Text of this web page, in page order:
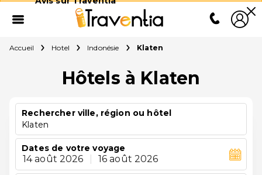
Accueil Hotel Indonésie Klaten
Hôtels à Klaten
Rechercher ville, région ou hôtel
Klaten
Dates de votre voyage
14 août 2026 16 août 2026